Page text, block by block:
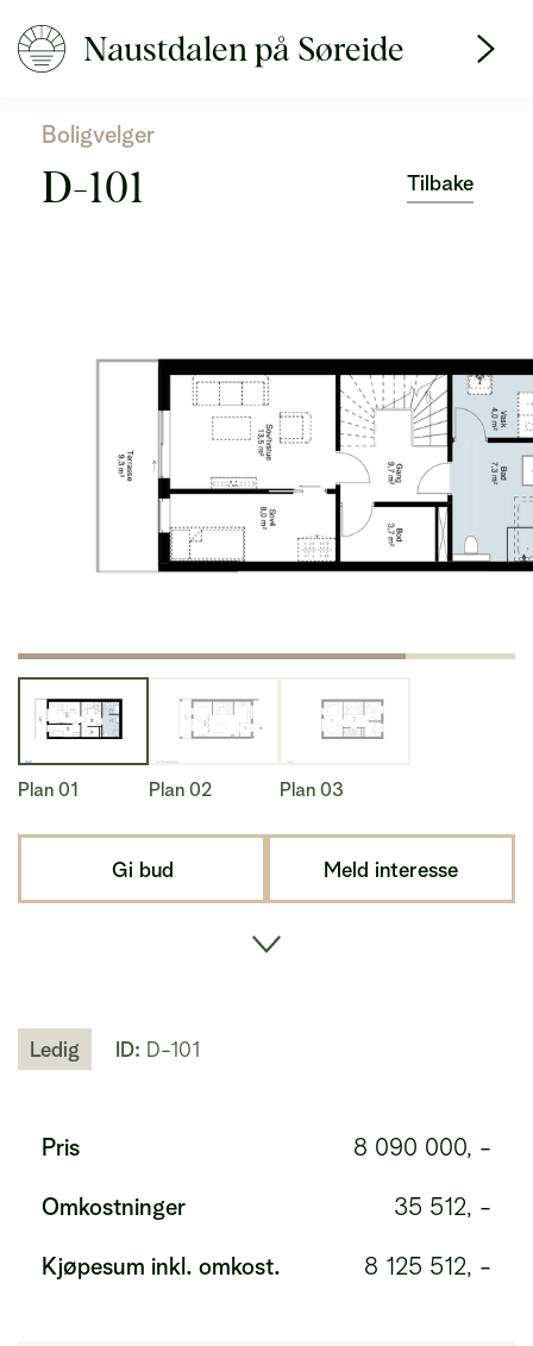
Naustdalen på Søreide
Boligvelger
D-101 Tilbake
Plan 01 Plan 02 Plan 03
Ledig ID: D-101
Pris 8 090 000, -
Omkostninger 35 512, -
Kjøpesum inkl. omkost. 8 125 512, -
Gi bud Meld interesse